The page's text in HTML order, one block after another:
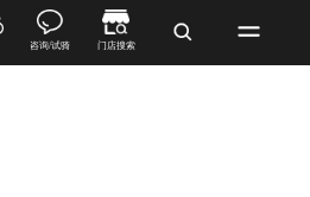
咨询/试骑 门店搜索